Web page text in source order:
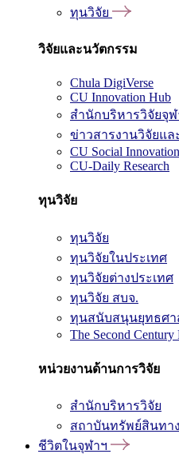
ทุนวิจัย
วิจัยและนวัตกรรม
Chula DigiVerse
CU Innovation Hub
สำนักบริหารวิจัยจุฬ
ข่าวสารงานวิจัยแล
CU Social
CU-Daily Research
ทุนวิจัย
ทุนวิจัย
ทุนวิจัยในประเทศ
ทุนวิจัยต่างประเทศ
ทุนวิจัย สบจ.
ทุนสนับสนุนยุทธศา
The Second
หน่วยงานด้านการวิจัย
สำนักบริหารวิจัย
สถาบันทรัพย์สินทา
ชีวิตในจุฬาฯ